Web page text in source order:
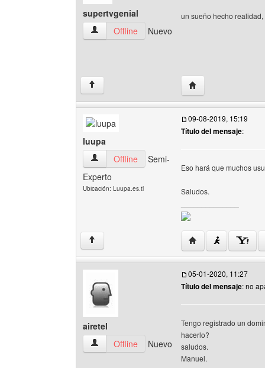
supertvgenial
supertvgenial Ver perfil del usuario
Offline Nuevo
un sueño hecho
↑ Visitar sitio web del
luupa
luupa Ver perfil del usuario
Offline
Semi-
Experto
Ubicación: Luupa.es.tl
09-08-2019, 15:19
Título del mensaje:
Eso hará que muchos
Saludos.
↑ Visitar sitio web del
airetel
airetel Ver perfil del usuario
Offline Nuevo
05-01-2020, 11:27
Título del mensaje: no
Tengo registrado un
hacerlo?
saludos.
Manuel.